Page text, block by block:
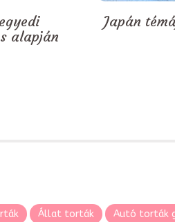
alapján
Japán
Állat torták Autó torták